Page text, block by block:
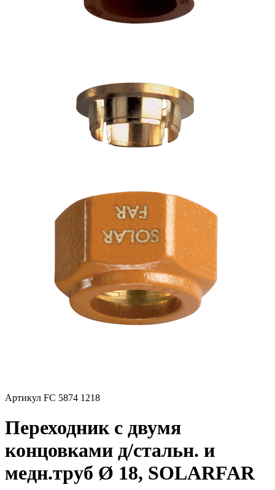
Артикул FC 5874 1218
Переходник с двумя
концовками д/стальн. и
медн.труб Ø 18, SOLARFAR